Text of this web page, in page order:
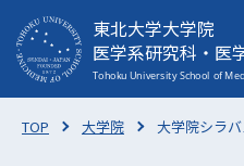
東北大学大学院
医学系研究科・医
TOP 大学院 大学院シラ